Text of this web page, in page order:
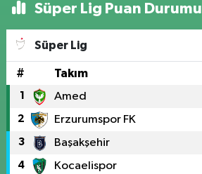
Süper Lig Puan Durumu
Süper Lig
# Takım
1 Amed
2 Erzurumspor FK
3 Başakşehir
4 Kocaelispor